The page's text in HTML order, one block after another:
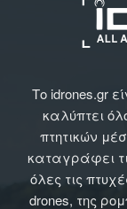
Το idrones.gr
καλύπτει
πτητικών
καταγράφει
όλες τις
drones, της